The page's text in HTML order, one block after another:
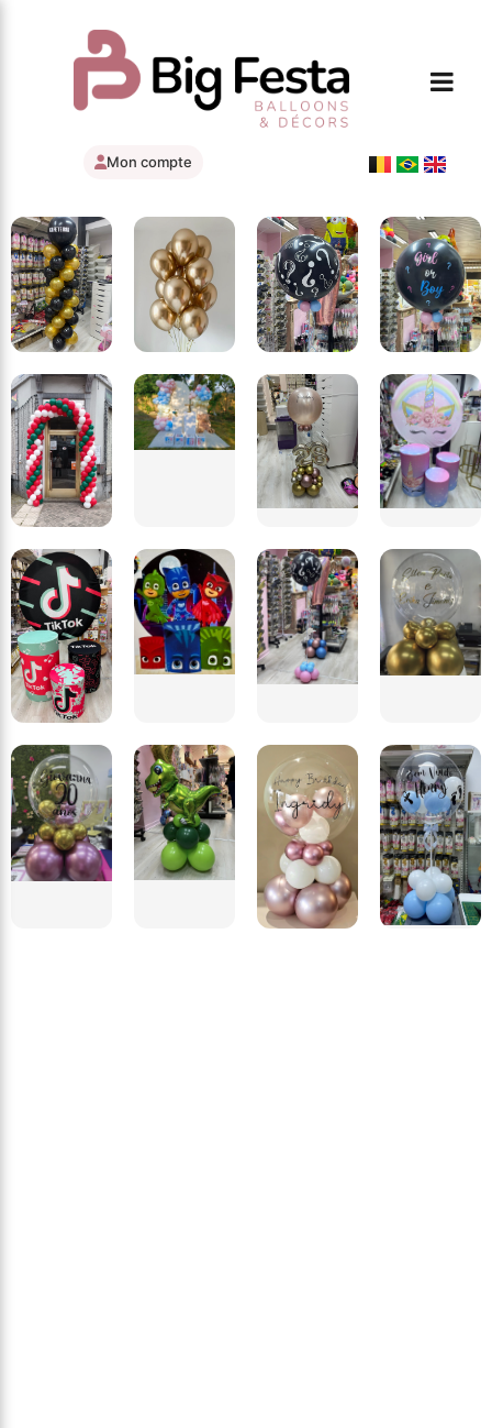
Mon compte